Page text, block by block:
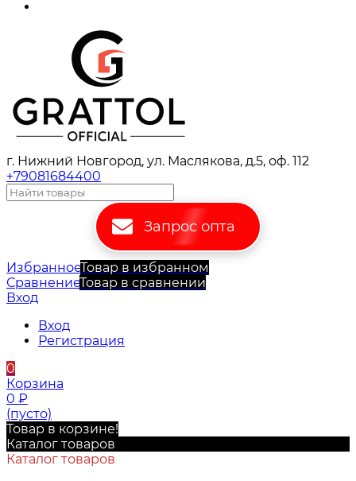
г. Нижний Новгород, ул. Маслякова, д.5, оф. 112
+79081684400
Запрос опта
ИзбранноеТовар в избранном
СравнениеТовар в сравнении
Вход
Вход
Регистрация
0
Корзина
0 ₽
(пусто)
Товар в корзине!
Каталог товаров
Каталог товаров